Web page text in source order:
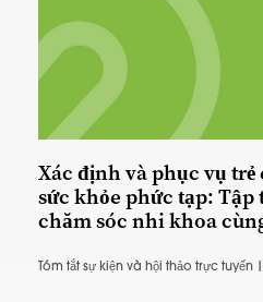
Xác định và phục vụ trẻ
sức khỏe phức tạp: Tập
chăm sóc nhi khoa
Tóm tắt sự kiện và hội thảo trực tuyến |